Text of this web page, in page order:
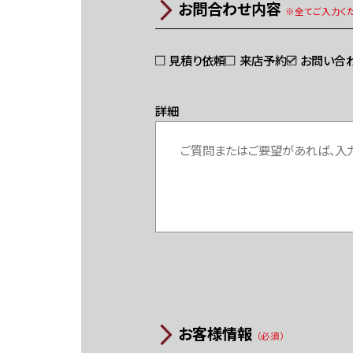
お問合わせ内容 ※全てご入力く
見積り依頼 来店予約 お問い合
詳細
お客様情報 （必須）